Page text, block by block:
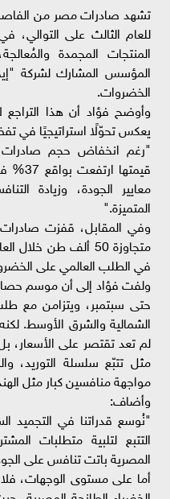
تشهد صادرات مصر من
للعام الثالث على
المنتجات المجمدة
المؤسس المشارك لشركة
الخضروات.
وأوضح فؤاد أن هذا التراجع
يعكس تحوّلًا استراتيجيًا في
"رغم انخفاض حجم صادرات
معايير الجودة، وزيادة
المتميزة."
متجاوزة 50 ألف طن
في الطلب العالمي على
ولفت فؤاد إلى أن موسم حصاد
حتى سبتمبر، ويتزامن مع
الشمالية والشرق الأوسط.
لم تعد تقتصر على الأسعار،
مثل تتبّع سلسلة التوريد،
مواجهة منافسين كبار مثل
وأضاف:
التتبع لتلبية متطلبات
المصرية باتت تنافس على
أما على مستوى الوجهات، فلا